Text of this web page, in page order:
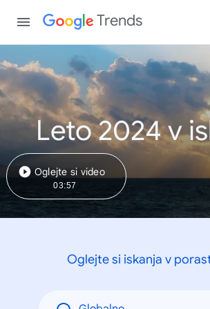
Trends
Leto 2024 v
Oglejte si video
03:57
Oglejte si iskanja v